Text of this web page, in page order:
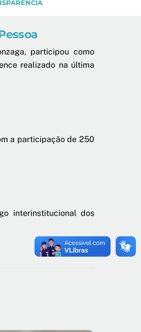
participou como
realizado na última
a participação de 250
interinstitucional dos